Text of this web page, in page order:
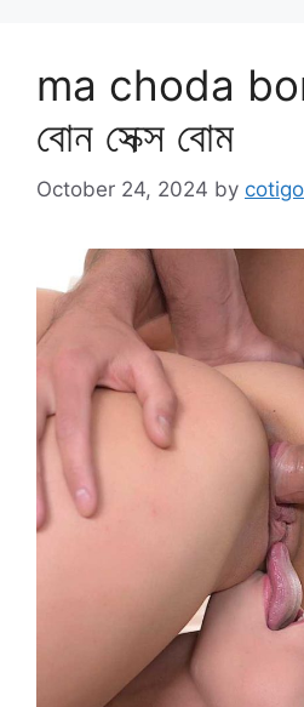
ma choda
বোন সেক্স বোম
October 24, 2024 by